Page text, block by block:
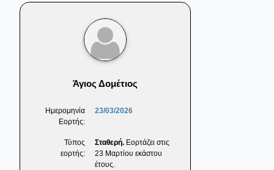
Άγιος Δομέτιος
Ημερομηνία
Εορτής:
23/03/2026
Τύπος
εορτής:
Σταθερή. Εορτάζει στις
23 Μαρτίου εκάστου
έτους.